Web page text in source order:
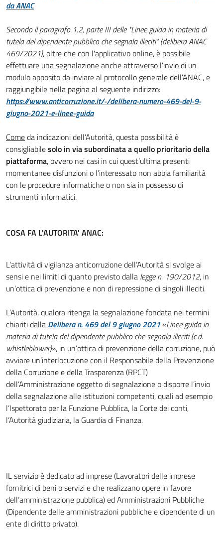
da ANAC
Secondo il paragrafo 1.2, parte III delle "Linee guida in materia di
tutela del dipendente pubblico che segnala illeciti" (delibera ANAC
469/2021), oltre che con l'applicativo online, è possibile
effettuare una segnalazione anche attraverso l’invio di un
modulo apposito da inviare al protocollo generale dell’ANAC, e
raggiungibile nella pagina al seguente indirizzo:
https://www.anticorruzione.it/-/delibera-numero-469-del-9-
giugno-2021-e-linee-guida
Comeda indicazioni dell’Autorità, questa possibilità è
consigliabilesolo in via subordinata a quello prioritario della
piattaforma, ovvero nei casi in cui quest’ultima presenti
momentanee disfunzioni o l’interessato non abbia familiarità
con le procedure informatiche o non sia in possesso di
strumenti informatici.
COSA FA L'AUTORITA' ANAC:
L’attività di vigilanza anticorruzione dell’Autorità si svolge ai
sensi e nei limiti di quanto previsto dalla legge n. 190/2012, in
un’ottica di prevenzione e non di repressione di singoli illeciti.
L’Autorità, qualora ritenga la segnalazione fondata nei termini
chiariti dalla Delibera n. 469 del 9 giugno 2021«Linee guida in
materia di tutela del dipendente pubblico che segnala illeciti (c.d.
whistleblower)», in un’ottica di prevenzione della corruzione, può
avviare un’interlocuzione con il Responsabile della Prevenzione
della Corruzione e della Trasparenza (RPCT)
dell’Amministrazione oggetto di segnalazione o disporre l’invio
della segnalazione alle istituzioni competenti, quali ad esempio
l’Ispettorato per la Funzione Pubblica, la Corte dei conti,
l’Autorità giudiziaria, la Guardia di Finanza.
IL servizio è dedicato ad imprese (Lavoratori delle imprese
fornitrici di beni o servizi e che realizzano opere in favore
dell’amministrazione pubblica) ed Amministrazioni Pubbliche
(Dipendente delle amministrazioni pubbliche e dipendente di un
ente di diritto privato).